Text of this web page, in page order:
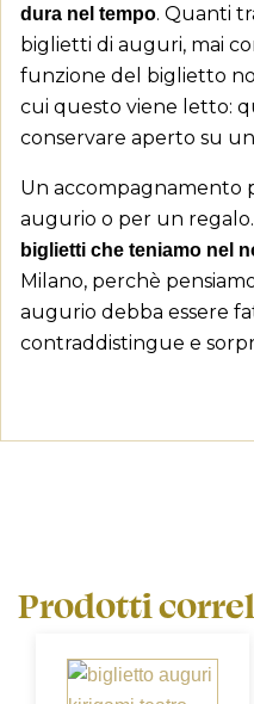
Aggiungi alla
((title))
((label))
Accedi
Devi avere effettuato
prodotti nella tua lista
dura nel tempo. Quanti
biglietti di auguri, mai
funzione del biglietto
cui questo viene letto:
conservare aperto su
Un accompagnamento
augurio o per un
biglietti che teniamo nel
Milano, perchè
augurio debba essere
contraddistingue e
Prodotti